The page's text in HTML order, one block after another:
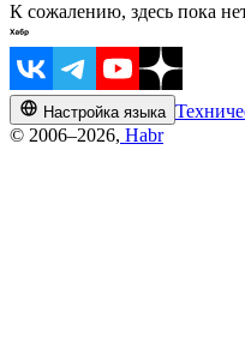
К сожалению, здесь пока
Настройка языка
© 2006–2026, Habr